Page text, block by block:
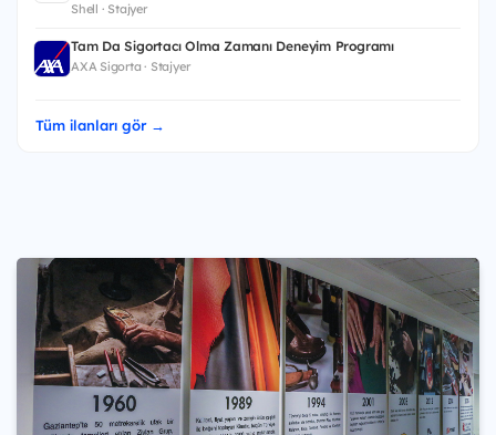
Shell · Stajyer
Tam Da Sigortacı Olma Zamanı Deneyim Programı
AXA Sigorta · Stajyer
Tüm ilanları gör →